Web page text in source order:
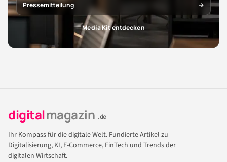
Pressemitteilung
Media Kit entdecken
digitalmagazin .de
Ihr Kompass für die digitale Welt. Fundierte Artikel zu
Digitalisierung, KI, E-Commerce, FinTech und Trends der
digitalen Wirtschaft.